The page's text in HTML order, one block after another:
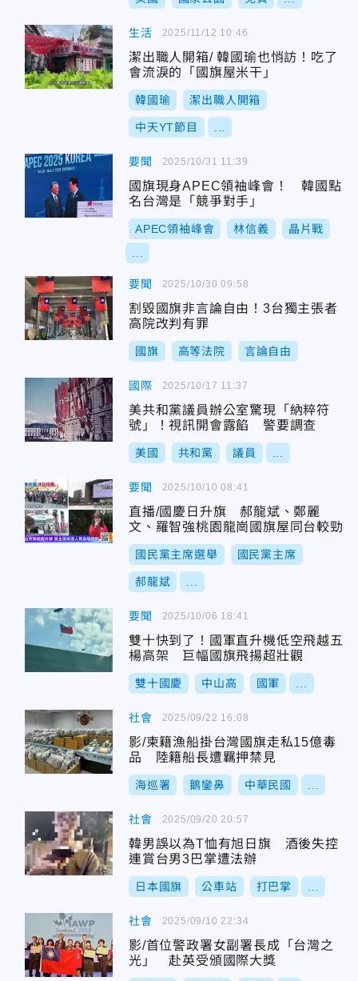
生活
潔出職人開箱/ 韓國瑜也悄訪！吃了
會流淚的「國旗屋米干」
韓國瑜 潔出職人開箱
中天YT節目
2025/11/12 10:46
要聞
國旗現身APEC領袖峰會！ 韓國點
名台灣是「競爭對手」
APEC領袖峰會 林信義 晶片戰
2025/10/31 11:39
要聞
割毀國旗非言論自由！3台獨主張者
高院改判有罪
國旗 高等法院 言論自由
2025/10/30 09:58
國際
美共和黨議員辦公室驚現「納粹符
號」！視訊開會露餡 警要調查
美國 共和黨 議員
2025/10/17 11:37
要聞
直播/國慶日升旗 郝龍斌、鄭麗
文、羅智強桃園龍崗國旗屋同台較勁
國民黨主席選舉 國民黨主席
郝龍斌
2025/10/10 08:41
要聞
雙十快到了！國軍直升機低空飛越五
楊高架 巨幅國旗飛揚超壯觀
雙十國慶 中山高 國軍
2025/10/06 18:41
社會
影/柬籍漁船掛台灣國旗走私15億毒
品 陸籍船長遭羈押禁見
海巡署 鵝鑾鼻 中華民國
2025/09/22 16:08
社會
韓男誤以為T恤有旭日旗 酒後失控
連賞台男3巴掌遭法辦
日本國旗 公車站 打巴掌
2025/09/20 20:57
社會
影/首位警政署女副署長成「台灣之
光」 赴英受頒國際大獎
2025/09/10 22:34